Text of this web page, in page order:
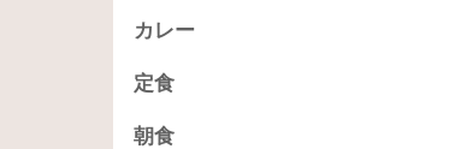
カレー
定食
朝食